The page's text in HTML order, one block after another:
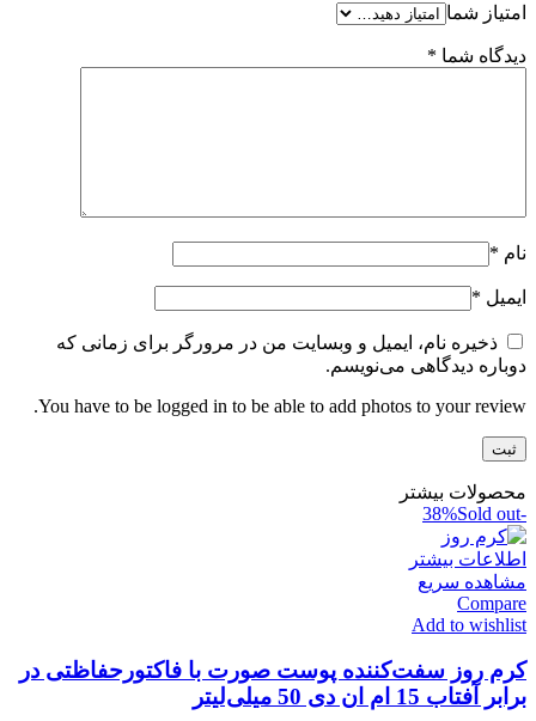
امتیاز شما
دیدگاه شما *
نام *
ایمیل *
ذخیره نام، ایمیل و وبسایت من در مرورگر برای زمانی که
دوباره دیدگاهی می‌نویسم.
You have to be logged in to be able to add photos to your review.
محصولات بیشتر
-38%
Sold out
اطلاعات بیشتر
مشاهده سریع
Compare
Add to wishlist
کرم روز سفت‌کننده پوست صورت با فاکتورحفاظتی در
برابر آفتاب 15 ام ان دی 50 میلی‌لیتر